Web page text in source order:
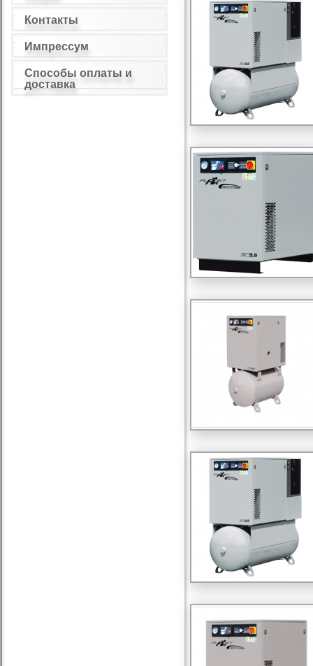
Контакты
Импрессум
Способы оплаты и
доставка